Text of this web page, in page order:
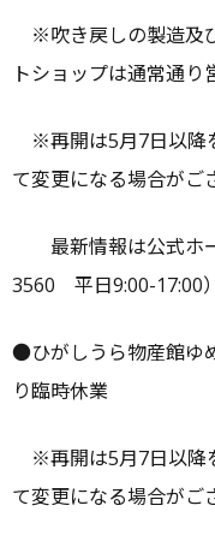
※吹き戻しの製造及
トショップは通常通り
※再開は5月7日以降
て変更になる場合がご
最新情報は公式ホ
3560 平日9:00-17:00）
●ひがしうら物産館ゆ
り臨時休業
※再開は5月7日以降
て変更になる場合がご